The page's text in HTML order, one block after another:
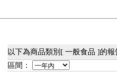
以下為商品類別[ 一般食品 ]的
區間：